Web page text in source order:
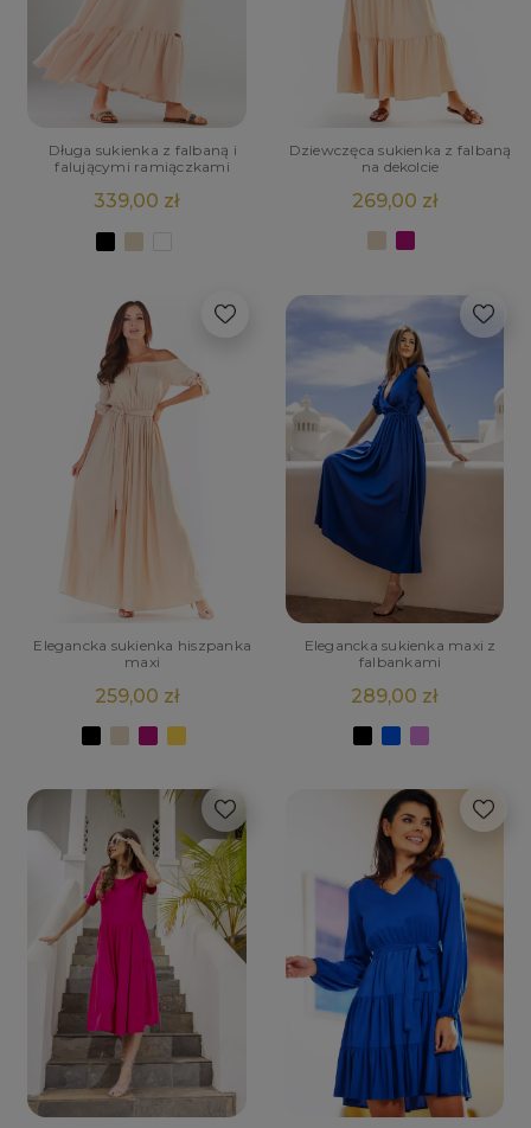
Długa sukienka z falbaną i
falującymi ramiączkami
339,00 zł
Dziewczęca sukienka z falbaną
na dekolcie
269,00 zł
Elegancka sukienka hiszpanka
maxi
259,00 zł
Elegancka sukienka maxi z
falbankami
289,00 zł